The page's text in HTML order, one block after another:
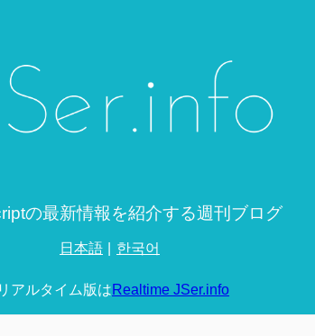
の最新情報を紹介する週刊ブログ
日本語 한국어
リアルタイム版はRealtime JSer.info